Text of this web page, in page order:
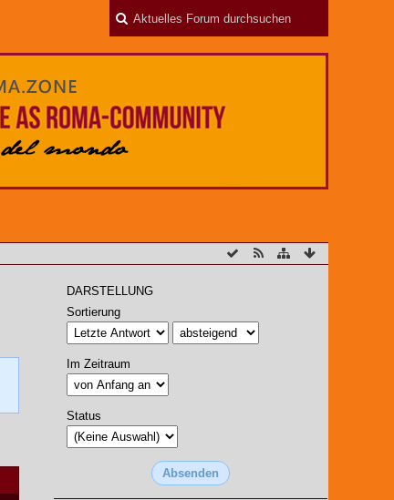
DARSTELLUNG
Sortierung
Im Zeitraum
Status